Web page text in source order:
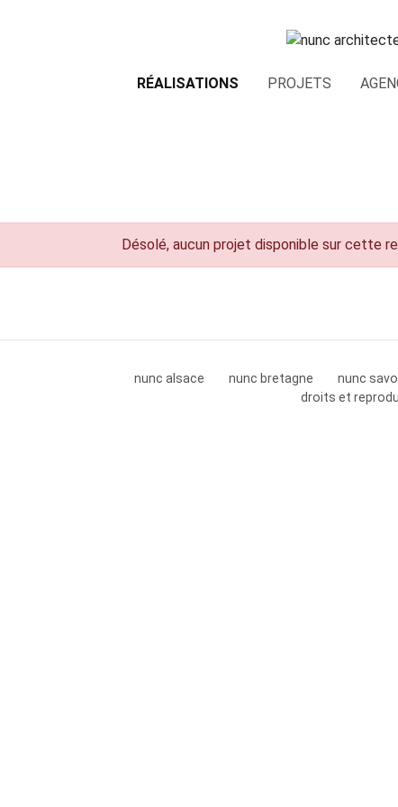
RÉALISATIONS PROJETS
Désolé, aucun projet disponible sur cette
nunc alsace nunc bretagne nunc
droits et